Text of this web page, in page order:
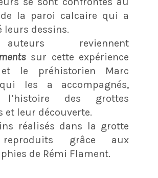
la paroi calcaire qui a
leurs dessins.
reviennent
sur cette expérience
le préhistorien Marc
les a accompagnés,
l’histoire des grottes
et leur découverte.
réalisés dans la grotte
grâce aux
de Rémi Flament.